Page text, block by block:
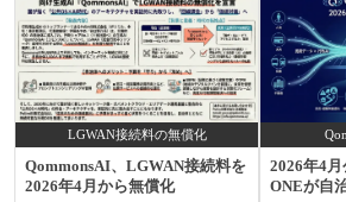
LGWAN接続料の無償化
QommonsAI、LGWAN接続料を
2026年4月から無償化
2026年4
ONEが自